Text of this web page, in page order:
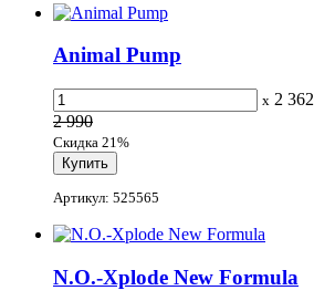
Animal Pump
x 2 362
2 990
Скидка 21%
Артикул: 525565
N.O.-Xplode New Formula